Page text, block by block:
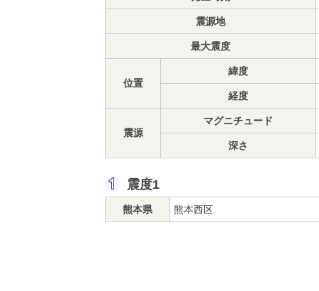
震源地
最大震度
位置
緯度
経度
震源
マグニチュード
深さ
震度1
熊本県 熊本西区